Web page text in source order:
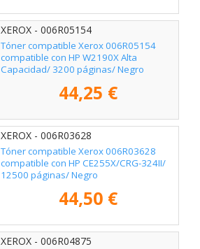
XEROX - 006R05154
Tóner compatible Xerox 006R05154
compatible con HP W2190X Alta
Capacidad/ 3200 páginas/ Negro
44,25 €
XEROX - 006R03628
Tóner compatible Xerox 006R03628
compatible con HP CE255X/CRG-324II/
12500 páginas/ Negro
44,50 €
XEROX - 006R04875